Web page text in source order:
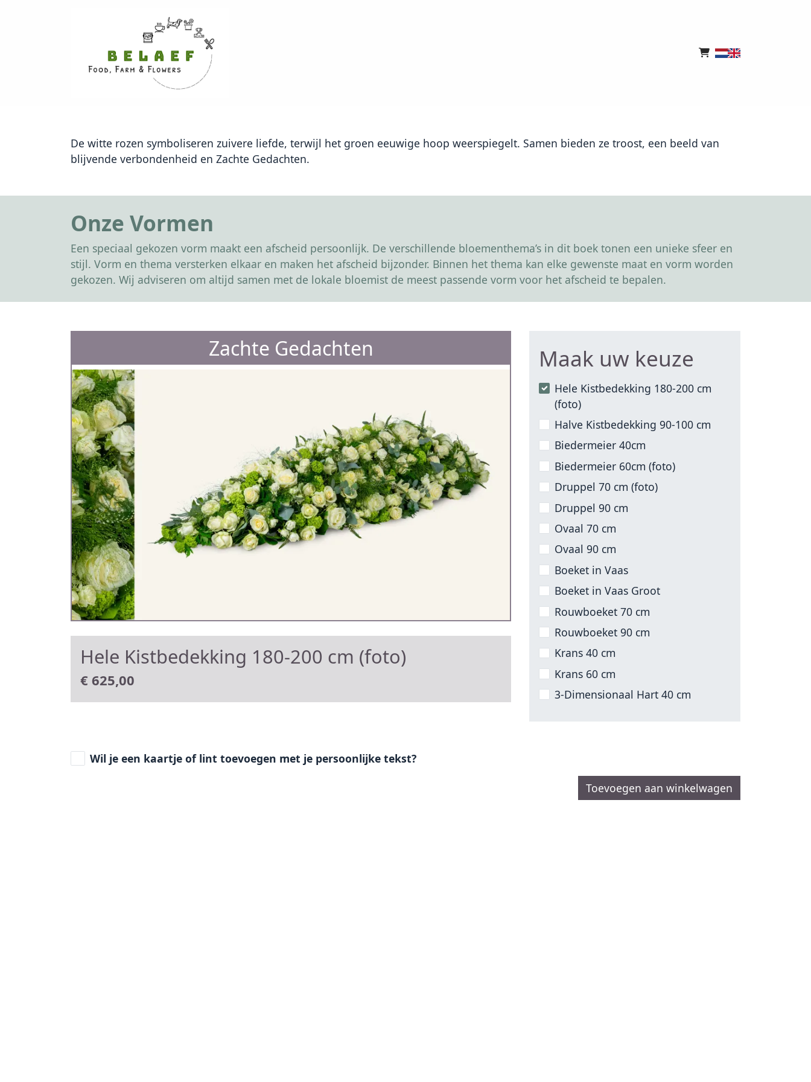
De witte rozen symboliseren zuivere liefde, terwijl het groen eeuwige hoop weerspiegelt. Samen bieden ze troost, een beeld van
blijvende verbondenheid en Zachte Gedachten.
Onze Vormen
Een speciaal gekozen vorm maakt een afscheid persoonlijk. De verschillende bloementhema’s in dit boek tonen een unieke sfeer en
stijl. Vorm en thema versterken elkaar en maken het afscheid bijzonder. Binnen het thema kan elke gewenste maat en vorm worden
gekozen. Wij adviseren om altijd samen met de lokale bloemist de meest passende vorm voor het afscheid te bepalen.
Zachte Gedachten
Hele Kistbedekking 180-200 cm (foto)
€ 625,00
Maak uw keuze
Hele Kistbedekking 180-200 cm
(foto)
Halve Kistbedekking 90-100 cm
Biedermeier 40cm
Biedermeier 60cm (foto)
Druppel 70 cm (foto)
Druppel 90 cm
Ovaal 70 cm
Ovaal 90 cm
Boeket in Vaas
Boeket in Vaas Groot
Rouwboeket 70 cm
Rouwboeket 90 cm
Krans 40 cm
Krans 60 cm
3-Dimensionaal Hart 40 cm
Wil je een kaartje of lint toevoegen met je persoonlijke tekst?
Toevoegen aan winkelwagen